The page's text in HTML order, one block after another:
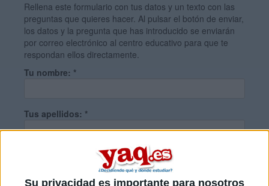
Su privacidad es importante para nosotros
Rellena este formulario con tus datos y un texto con las
preguntas que quieres hacer. Al pulsar el botón de enviar,
los datos y la pregunta que has introducido se enviarán
por correo electrónico al centro educativo para que te
respondan ellos directamente.
Tu nombre: *
Tus apellidos: *